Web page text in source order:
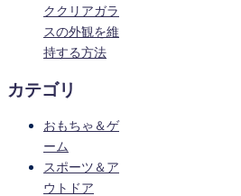
ククリアガラ
スの外観を維
持する方法
カテゴリ
おもちゃ＆ゲ
ーム
スポーツ＆ア
ウトドア